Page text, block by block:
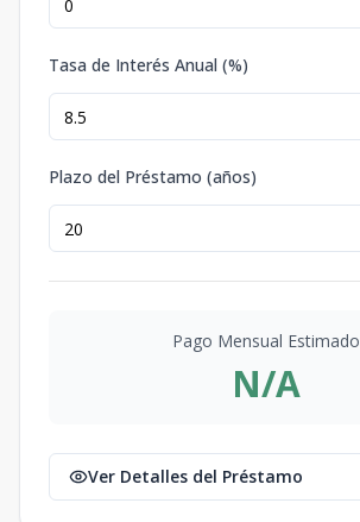
Tasa de Interés Anual (%)
Plazo del Préstamo (años)
Pago Mensual Estimado
N/A
Ver Detalles del Préstamo